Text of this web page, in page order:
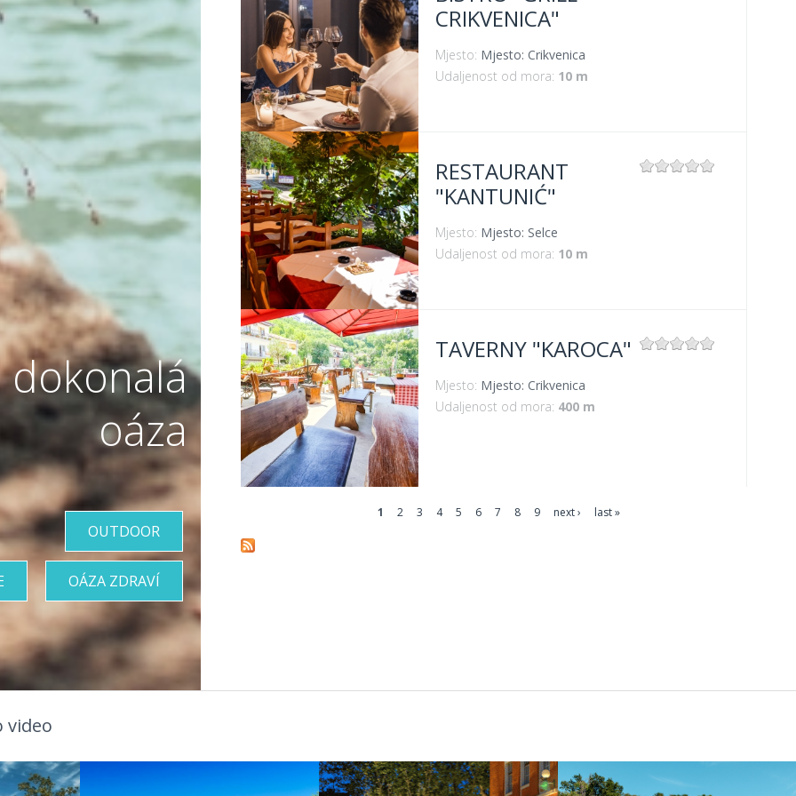
VIŠE INFORMACIJA
CRIKVENICA"
Mjesto: Mjesto: Crikvenica
Udaljenost od mora: 10 m
VIŠE INFORMACIJA
RESTAURANT
"KANTUNIĆ"
Mjesto: Mjesto: Selce
Udaljenost od mora: 10 m
VIŠE INFORMACIJA
TAVERNY "KAROCA"
Mjesto: Mjesto: Crikvenica
Udaljenost od mora: 400 m
1 2 3 4 5 6 7 8 9 next › last »
dokonalá
oáza
OUTDOOR
OÁZA ZDRAVÍ
video